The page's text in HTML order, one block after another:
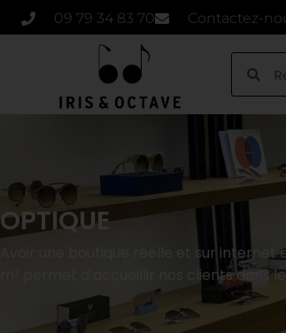
09 79 34 83 70 Contactez-
OPTIQUE
Avoir une boutique réelle et sur
m² permet d’accueillir nos clients dans